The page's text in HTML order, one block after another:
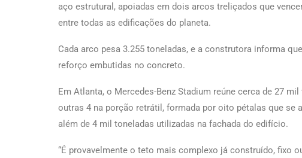
aço estrutural, apoiadas em dois arcos treliçados que
entre todas as edificações do planeta.
Cada arco pesa 3.255 toneladas, e a construtora informa
reforço embutidas no concreto.
Em Atlanta, o Mercedes-Benz Stadium reúne cerca de 27
outras 4 na porção retrátil, formada por oito pétalas que se
além de 4 mil toneladas utilizadas na fachada do edifício.
“É provavelmente o teto mais complexo já construído, fixo